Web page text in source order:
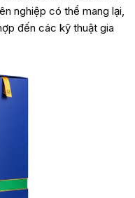
nghiệp có thể mang lại,
đến các kỹ thuật gia